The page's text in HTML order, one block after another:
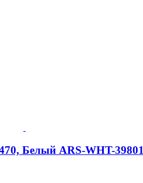
Белый ARS-WHT-39801